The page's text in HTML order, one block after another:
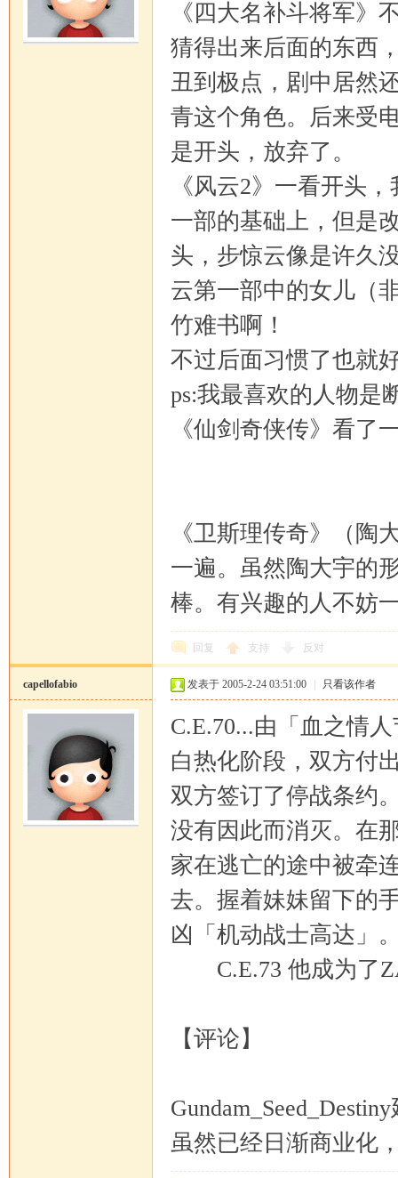
《四大名补斗将军》
猜得出来后面的东西
丑到极点，剧中居然
青这个角色。后来受
是开头，放弃了。
《风云2》一看开头
一部的基础上，但是
头，步惊云像是许久
云第一部中的女儿（
竹难书啊！
不过后面习惯了也就
ps:我最喜欢的人物是
《仙剑奇侠传》看了
《卫斯理传奇》（陶
一遍。虽然陶大宇的
棒。有兴趣的人不妨
回复 支持 反对
capellofabio 发表于 2005-2-24 03:51:00 只看该作者
C.E.70...由「血之情
白热化阶段，双方付
双方签订了停战条约
没有因此而消灭。在
家在逃亡的途中被牵
去。握着妹妹留下的
凶「机动战士高达」
C.E.73 他成为了
【评论】
虽然已经日渐商业化